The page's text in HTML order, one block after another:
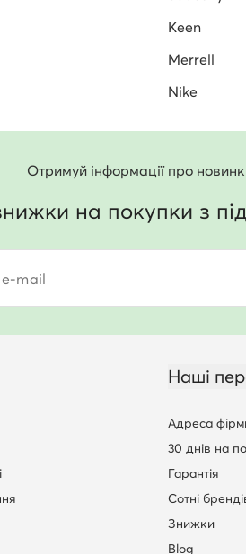
Keen
Merrell
Nike
Отримуй інформації про
на покупки з
e-mail
Наші
Адреса
30 днів на
Гарантія
Сотні
Знижки
Blog